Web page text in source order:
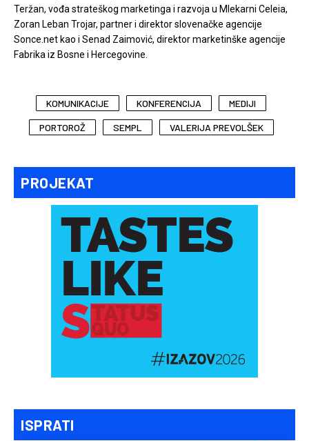
PROJEKAT
ISPRATI
Teržan, vođa strateškog marketinga i razvoja u Mlekarni Celeia,
Zoran Leban Trojar, partner i direktor slovenačke agencije
Sonce.net kao i Senad Zaimović, direktor marketinške agencije
Fabrika iz Bosne i Hercegovine.
KOMUNIKACIJE KONFERENCIJA MEDIJI
PORTOROŽ SEMPL VALERIJA PREVOLŠEK